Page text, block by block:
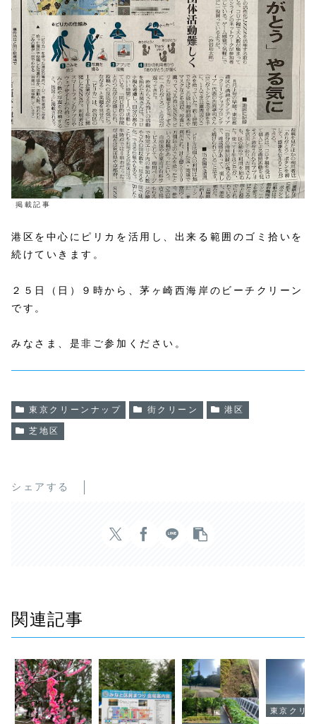
掲載記事
港区を中心にピリカを活用し、出来る範囲のゴミ拾いを
続けていきます。
２５日（日）９時から、茅ヶ崎西海岸のビーチクリーン
です。
みなさま、是非ご参加ください。
東京クリーンナップ 街クリーン 港区
芝地区
シェアする
関連記事